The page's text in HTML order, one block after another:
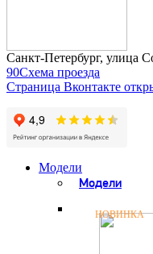
Санкт-Петербург, улица
90Схема проезда
Страница Вконтакте
Модели
Модели
НОВИНКА